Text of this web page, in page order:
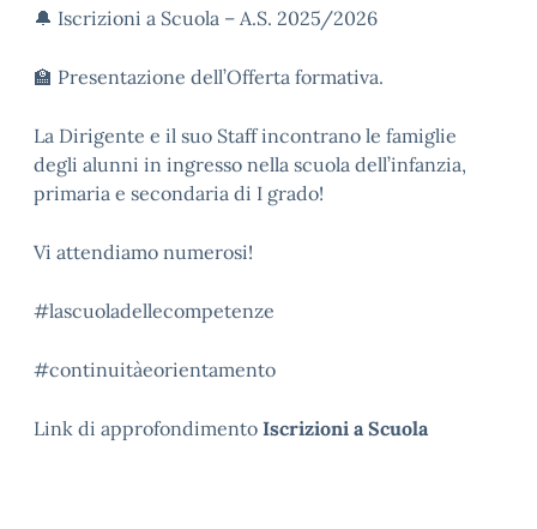
🔔 Iscrizioni a Scuola – A.S. 2025/2026
🏫 Presentazione dell’Offerta formativa.
La Dirigente e il suo Staff incontrano le famiglie
degli alunni in ingresso nella scuola dell’infanzia,
primaria e secondaria di I grado!
Vi attendiamo numerosi!
#lascuoladellecompetenze
#continuitàeorientamento
Link di approfondimento Iscrizioni a Scuola